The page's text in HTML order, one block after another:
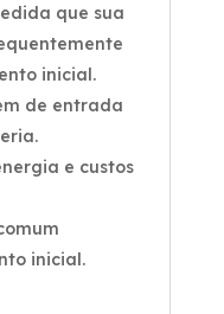
que sua
inicial.
de entrada
e custos
inicial.